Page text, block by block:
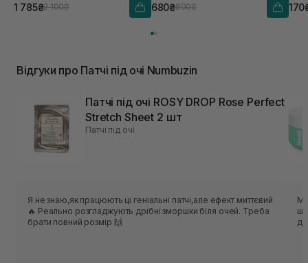
1 785₴2 100₴ 680₴800₴
Відгуки про Патчі під очі Numbuzin
Патчі під очі ROSY DROP Rose Perfect
Stretch Sheet 2 шт
Патчі під очі
Я не знаю,як працюють ці геніальні патчі,але ефект миттєвий
🔥 Реально розгладжують дрібні зморшки біля очей. Треба
брати повний розмір 🙌